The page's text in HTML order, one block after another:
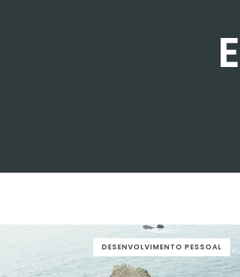
DESENVOLVIMENTO PESSOAL